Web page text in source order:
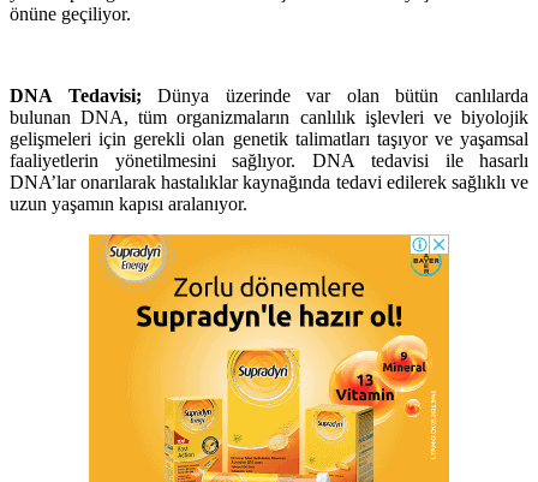
önüne geçiliyor.
DNA Tedavisi; Dünya üzerinde var olan bütün canlılarda
bulunan DNA, tüm organizmaların canlılık işlevleri ve biyolojik
gelişmeleri için gerekli olan genetik talimatları taşıyor ve yaşamsal
faaliyetlerin yönetilmesini sağlıyor. DNA tedavisi ile hasarlı
DNA’lar onarılarak hastalıklar kaynağında tedavi edilerek sağlıklı ve
uzun yaşamın kapısı aralanıyor.